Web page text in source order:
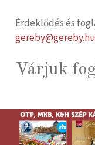
Érdeklődés és
gereby@gereby.hu
Várjuk